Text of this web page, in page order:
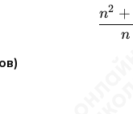
n
n2 +